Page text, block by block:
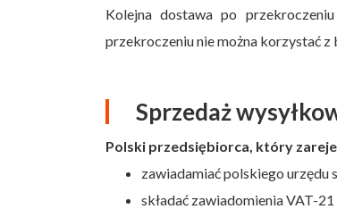
Kolejna dostawa po
przekroczeniu nie można korzystać
Sprzedaż
Polski przedsiębiorca, który
zawiadamiać polskiego urzędu
składać zawiadomienia VAT-21